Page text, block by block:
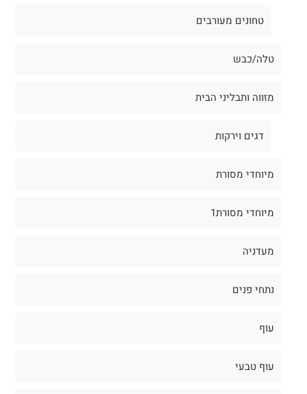
טחונים מעורבים
טלה/כבש
מזווה ותבליני הבית
דגים וירקות
מיוחדי מסורת
מיוחדי מסורת1
מעדניה
נתחי פנים
עוף
עוף טבעי